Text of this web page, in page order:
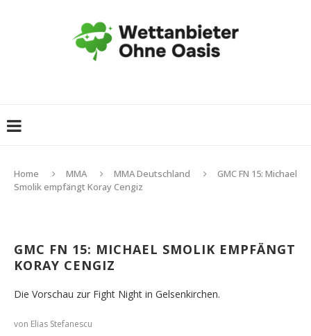
Home MMA MMA Deutschland
GMC FN 15: Michael
Smolik empfängt Koray Cengiz
GMC FN 15: MICHAEL SMOLIK EMPFÄNGT
KORAY CENGIZ
Die Vorschau zur Fight Night in Gelsenkirchen.
von Elias Stefanescu